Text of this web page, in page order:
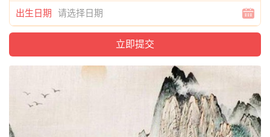
出生日期